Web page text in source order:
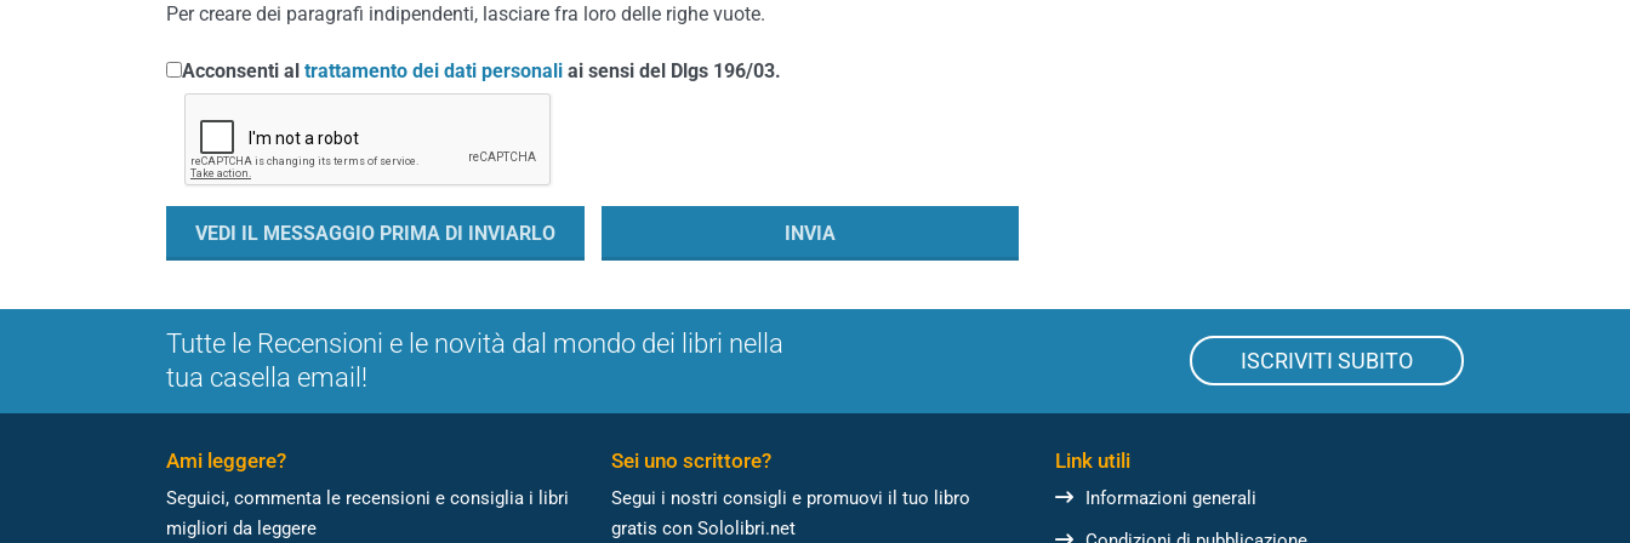
Per creare dei paragrafi indipendenti, lasciare fra loro delle righe vuote.
Acconsenti al trattamento dei dati personali ai sensi del Dlgs 196/03.
Tutte le Recensioni e le novità dal mondo dei libri nella
tua casella email!
ISCRIVITI SUBITO
Ami leggere?
Seguici, commenta le recensioni e consiglia i libri
migliori da leggere
Sei uno scrittore?
Segui i nostri consigli e promuovi il tuo libro
gratis con Sololibri.net
Link utili
Informazioni generali